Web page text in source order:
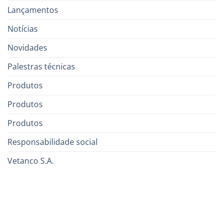
Lançamentos
Notícias
Novidades
Palestras técnicas
Produtos
Produtos
Produtos
Responsabilidade social
Vetanco S.A.